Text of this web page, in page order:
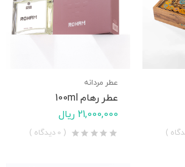
عطر مردانه
عطر رهام 100ml
21,000,000 ریال
( 0 دیدگاه )